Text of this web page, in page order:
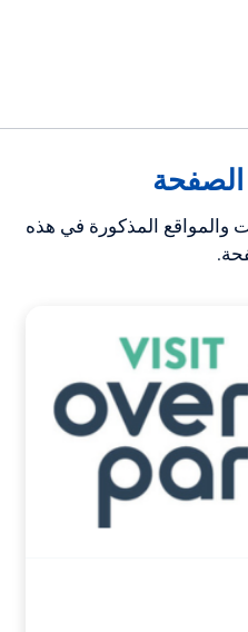
المذكورة في هذه